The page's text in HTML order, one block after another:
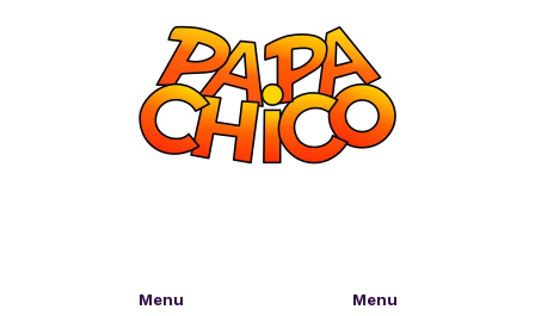
Menu Menu